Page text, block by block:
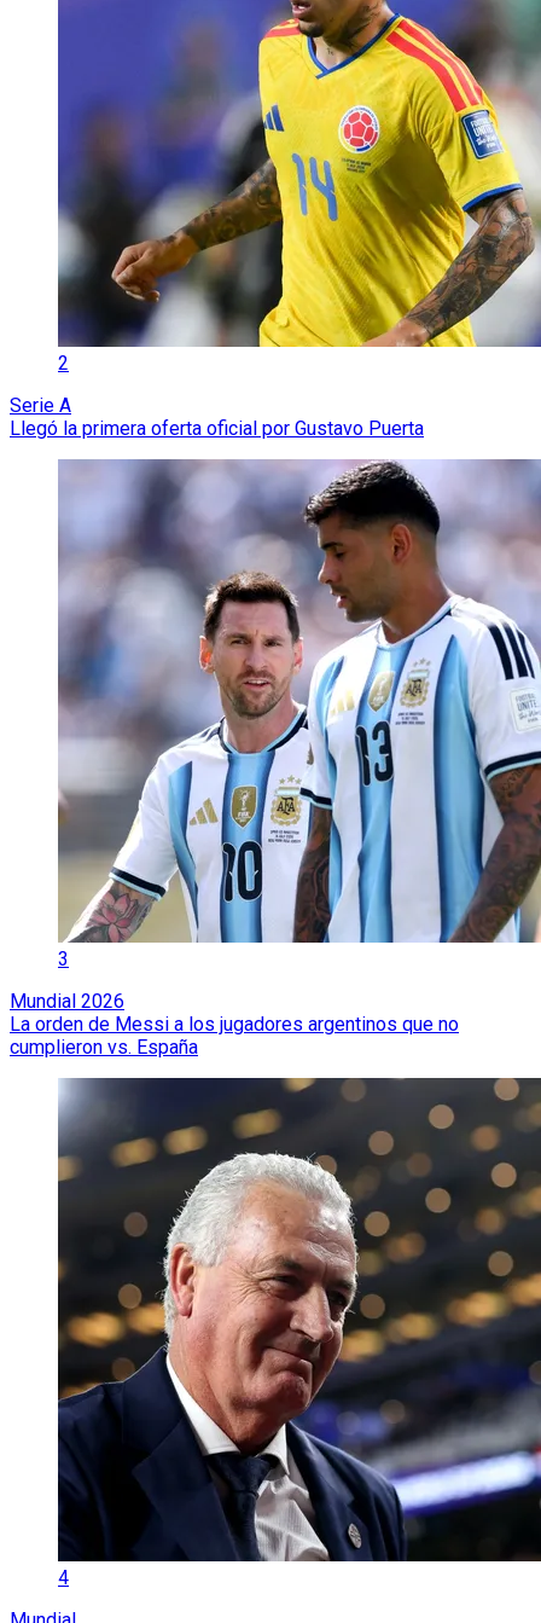
2
Serie A
Llegó la primera oferta oficial por Gustavo Puerta
3
Mundial 2026
La orden de Messi a los jugadores argentinos que no
cumplieron vs. España
4